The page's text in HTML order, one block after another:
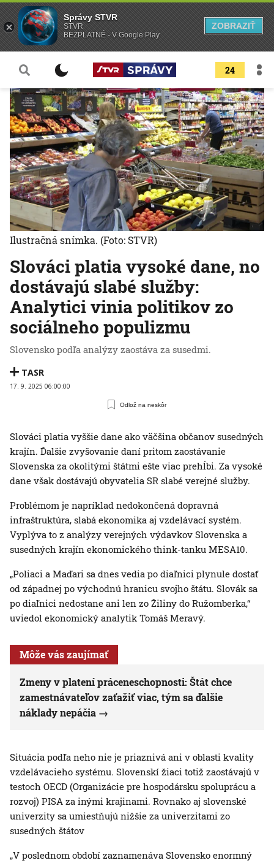
24
Slováci platia vysoké dane, no
dostávajú slabé služby:
Analytici vinia politikov zo
sociálneho populizmu
Slovensko podľa analýzy zaostáva za susedmi.
TASR
17. 9. 2025 06:00:00
Odlož na neskôr
Ilustračná snímka. (Foto: STVR)
Slováci platia vyššie dane ako väčšina občanov susedných
krajín. Ďalšie zvyšovanie daní pritom zaostávanie
Slovenska za okolitými štátmi ešte viac prehĺbi. Za vysoké
dane však dostávajú obyvatelia SR slabé verejné služby.
Problémom je napríklad nedokončená dopravná
infraštruktúra, slabá ekonomika aj vzdelávací systém.
Vyplýva to z analýzy verejných výdavkov Slovenska a
susedných krajín ekonomického think-tanku MESA10.
„Poliaci a Maďari sa dnes vedia po diaľnici plynule dostať
od západnej po východnú hranicu svojho štátu. Slovák sa
po diaľnici nedostane ani len zo Žiliny do Ružomberka,“
uviedol ekonomický analytik Tomáš Meravý.
Môže vás zaujímať
Zmeny v platení práceneschopnosti: Štát chce
zamestnávateľov zaťažiť viac, tým sa ďalšie
náklady nepáčia
Situácia podľa neho nie je priaznivá ani v oblasti kvality
vzdelávacieho systému. Slovenskí žiaci totiž zaostávajú v
testoch OECD (Organizácie pre hospodársku spoluprácu a
rozvoj) PISA za inými krajinami. Rovnako aj slovenské
univerzity sa umiestňujú nižšie za univerzitami zo
susedných štátov
„V poslednom období zaznamenáva Slovensko enormný
Správy STVR
STVR
BEZPLATNÉ - V Google Play
ZOBRAZIŤ